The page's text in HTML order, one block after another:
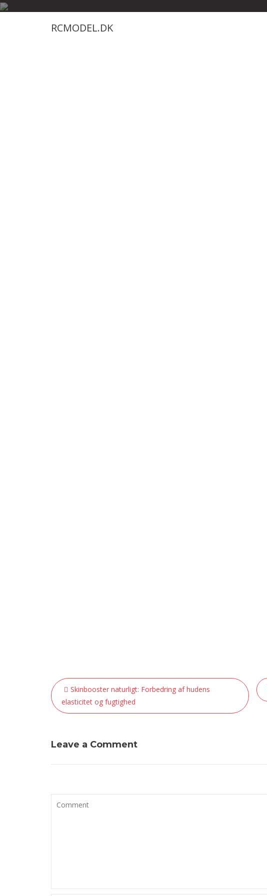
Skip
RCMODEL.DK
Indlægsnavigation
Skinbooster naturligt: Forbedring af hudens
elasticitet og fugtighed
Leave a Comment